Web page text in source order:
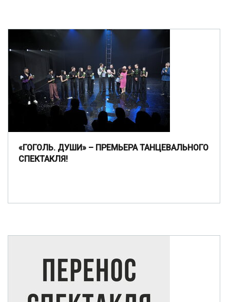
«ГОГОЛЬ. ДУШИ» – ПРЕМЬЕРА ТАНЦЕВАЛЬНОГО
СПЕКТАКЛЯ!